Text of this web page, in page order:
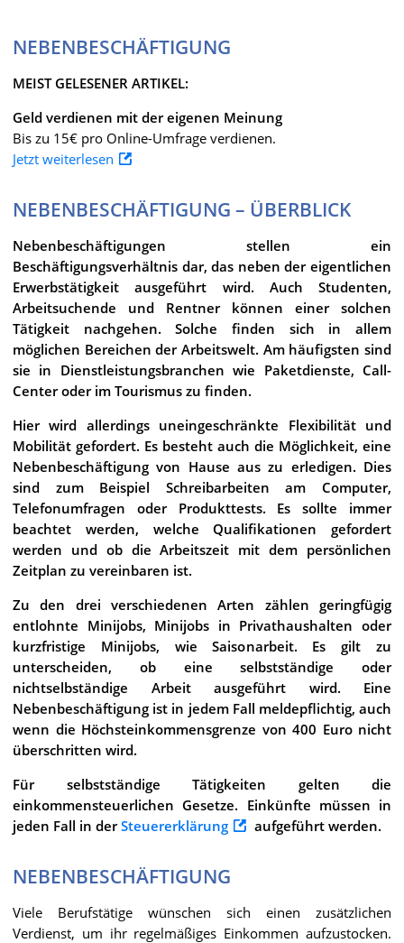
NEBENBESCHÄFTIGUNG
MEIST GELESENER ARTIKEL:
Geld verdienen mit der eigenen Meinung
Bis zu 15€ pro Online-Umfrage verdienen.
Jetzt weiterlesen
NEBENBESCHÄFTIGUNG – ÜBERBLICK
Nebenbeschäftigungen stellen ein
Beschäftigungsverhältnis dar, das neben der eigentlichen
Erwerbstätigkeit ausgeführt wird. Auch Studenten,
Arbeitsuchende und Rentner können einer solchen
Tätigkeit nachgehen. Solche finden sich in allem
möglichen Bereichen der Arbeitswelt. Am häufigsten sind
sie in Dienstleistungsbranchen wie Paketdienste, Call-
Center oder im Tourismus zu finden.
Hier wird allerdings uneingeschränkte Flexibilität und
Mobilität gefordert. Es besteht auch die Möglichkeit, eine
Nebenbeschäftigung von Hause aus zu erledigen. Dies
sind zum Beispiel Schreibarbeiten am Computer,
Telefonumfragen oder Produkttests. Es sollte immer
beachtet werden, welche Qualifikationen gefordert
werden und ob die Arbeitszeit mit dem persönlichen
Zeitplan zu vereinbaren ist.
Zu den drei verschiedenen Arten zählen geringfügig
entlohnte Minijobs, Minijobs in Privathaushalten oder
kurzfristige Minijobs, wie Saisonarbeit. Es gilt zu
unterscheiden, ob eine selbstständige oder
nichtselbständige Arbeit ausgeführt wird. Eine
Nebenbeschäftigung ist in jedem Fall meldepflichtig, auch
wenn die Höchsteinkommensgrenze von 400 Euro nicht
überschritten wird.
Für selbstständige Tätigkeiten gelten die
einkommensteuerlichen Gesetze. Einkünfte müssen in
jeden Fall in derSteuererklärung aufgeführt werden.
NEBENBESCHÄFTIGUNG
Viele Berufstätige wünschen sich einen zusätzlichen
Verdienst, um ihr regelmäßiges Einkommen aufzustocken.